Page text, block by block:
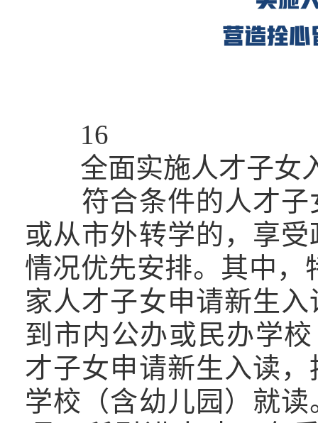
16
全面实施人才子女
符合条件的人才子
或从市外转学的，享
情况优先安排。其中
家人才子女申请新生
到市内公办或民办学
才子女申请新生入读
学校（含幼儿园）就